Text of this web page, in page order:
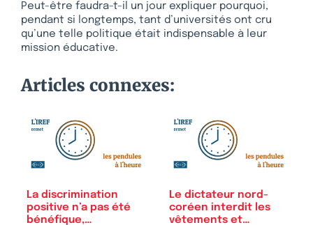
Peut-être faudra-t-il un jour expliquer pourquoi,
pendant si longtemps, tant d’universités ont cru
qu’une telle politique était indispensable à leur
mission éducative.
Articles connexes:
La discrimination
positive n’a pas été
bénéfique,…
Le dictateur nord-
coréen interdit les
vêtements et…